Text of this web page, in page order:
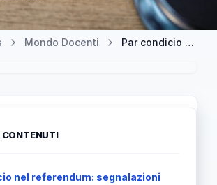
Mondo Docenti Par condicio nel referendum sulla giustizia 22-23 marzo: procedimenti disciplinari per docenti e dirigenti scolastici
CONTENUTI
nel referendum: segnalazioni